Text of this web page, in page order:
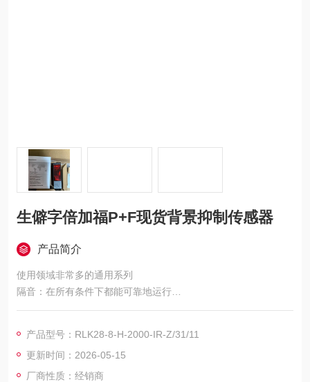
生僻字倍加福P+F现货背景抑制传感器
产品简介
使用领域非常多的通用系列
隔音：在所有条件下都能可靠地运行
通过红外LED发射，极小的黑白色差
通用电压型号
RLK28-8-H-2000-IR-Z/31/11生僻字倍加福P+F现货背景抑制传
产品型号：RLK28-8-H-2000-IR-Z/31/11
更新时间：2026-05-15
厂商性质：经销商